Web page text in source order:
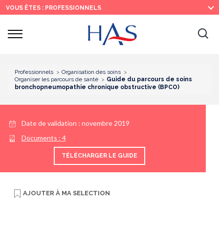
Recherche
Menu
principal
Contenu
principal
VOUS ÊTES : PROFESSIONNELS
Ouvrir
Professionnels
Organisation des soins
Organiser les parcours de santé
Guide du parcours de soins
bronchopneumopathie chronique obstructive (BPCO)
Date de validation : novembre 2019
Documents : 4
TÉLÉCHARGER LE GUIDE
AJOUTER À MA SELECTION